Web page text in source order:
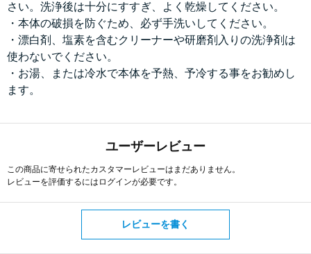
さい。洗浄後は十分にすすぎ、よく乾燥してください。
・本体の破損を防ぐため、必ず手洗いしてください。
・漂白剤、塩素を含むクリーナーや研磨剤入りの洗浄剤は
使わないでください。
・お湯、または冷水で本体を予熱、予冷する事をお勧めし
ます。
ユーザーレビュー
この商品に寄せられたカスタマーレビューはまだありません。
レビューを評価するには ログインが必要です。
レビューを書く